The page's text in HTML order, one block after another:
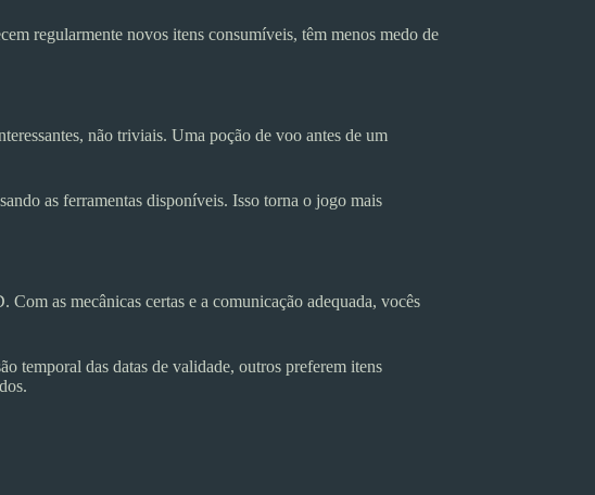
regularmente novos itens consumíveis, têm menos medo de
não triviais. Uma poção de voo antes de um
as ferramentas disponíveis. Isso torna o jogo mais
as mecânicas certas e a comunicação adequada, vocês
temporal das datas de validade, outros preferem itens